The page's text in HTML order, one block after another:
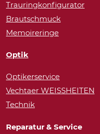
Trauringkonfigurator
Brautschmuck
Memoireringe
Optik
Optikerservice
Vechtaer WEISSHEITEN
Technik
Reparatur & Service